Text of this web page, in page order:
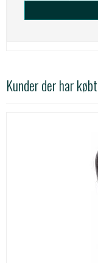
Kunder der har